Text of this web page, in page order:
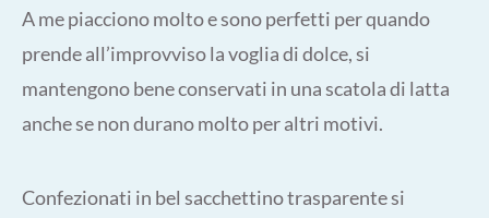
A me piacciono molto e sono perfetti per quando
prende all’improvviso la voglia di dolce, si
mantengono bene conservati in una scatola di latta
anche se non durano molto per altri motivi.
Confezionati in bel sacchettino trasparente si